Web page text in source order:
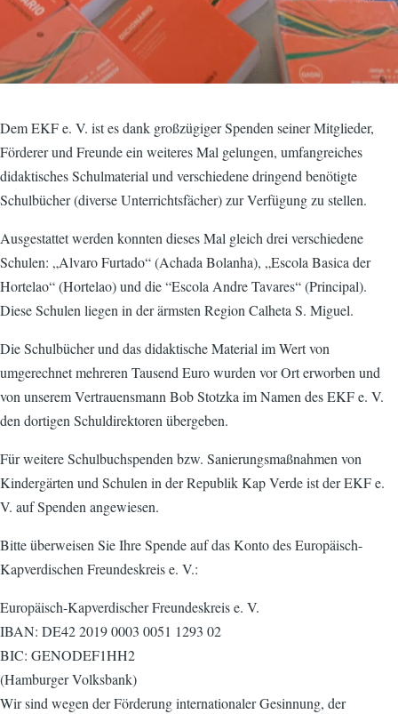
Dem EKF e. V. ist es dank großzügiger Spenden seiner Mitglieder,
Förderer und Freunde ein weiteres Mal gelungen, umfangreiches
didaktisches Schulmaterial und verschiedene dringend benötigte
Schulbücher (diverse Unterrichtsfächer) zur Verfügung zu stellen.
Ausgestattet werden konnten dieses Mal gleich drei verschiedene
Schulen: „Alvaro Furtado“ (Achada Bolanha), „Escola Basica der
Hortelao“ (Hortelao) und die “Escola Andre Tavares“ (Principal).
Diese Schulen liegen in der ärmsten Region Calheta S. Miguel.
Die Schulbücher und das didaktische Material im Wert von
umgerechnet mehreren Tausend Euro wurden vor Ort erworben und
von unserem Vertrauensmann Bob Stotzka im Namen des EKF e. V.
den dortigen Schuldirektoren übergeben.
Für weitere Schulbuchspenden bzw. Sanierungsmaßnahmen von
Kindergärten und Schulen in der Republik Kap Verde ist der EKF e.
V. auf Spenden angewiesen.
Bitte überweisen Sie Ihre Spende auf das Konto des Europäisch-
Kapverdischen Freundeskreis e. V.:
Europäisch-Kapverdischer Freundeskreis e. V.
IBAN: DE42 2019 0003 0051 1293 02
BIC: GENODEF1HH2
(Hamburger Volksbank)
Wir sind wegen der Förderung internationaler Gesinnung, der